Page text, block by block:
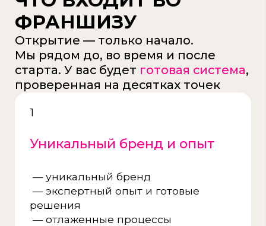
— помощь узких специалистов
— аналитика данных
— аудиты
— обновления
— рекламные компании и механики
6
Мы верим: за каждым успешным
Если у вас есть мотивация — всё
Получить презентацию